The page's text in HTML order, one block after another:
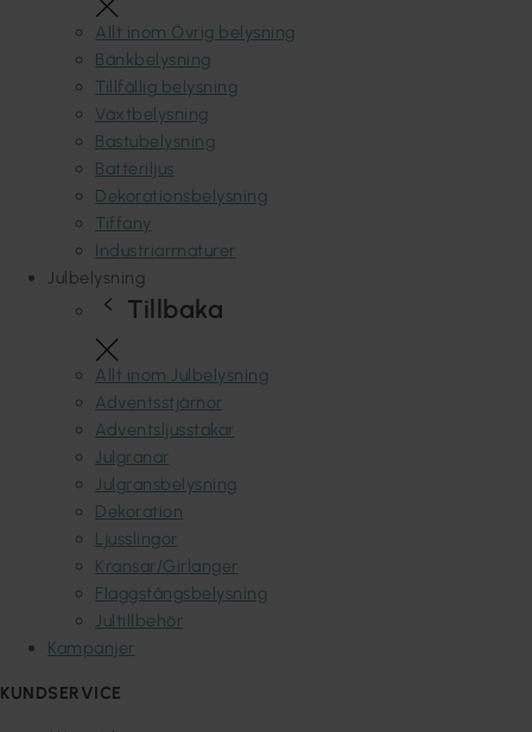
Allt inom Övrig belysning
Bänkbelysning
Tillfällig belysning
Växtbelysning
Bastubelysning
Batteriljus
Dekorationsbelysning
Tiffany
Industriarmaturer
Julbelysning
Tillbaka
Allt inom Julbelysning
Adventsstjärnor
Adventsljusstakar
Julgranar
Julgransbelysning
Dekoration
Ljusslingor
Kransar/Girlanger
Flaggstångsbelysning
Jultillbehör
Kampanjer
KUNDSERVICE